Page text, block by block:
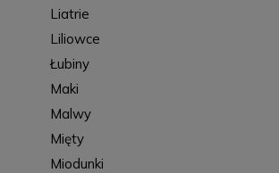
Liatrie
Liliowce
Łubiny
Maki
Malwy
Mięty
Miodunki